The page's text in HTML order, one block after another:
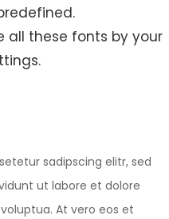
all these fonts by your
sadipscing elitr, sed
ut labore et dolore
At vero eos et